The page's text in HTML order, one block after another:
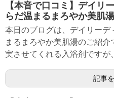
【本音で口コミ】デイリ
らだ温まるまろやか美肌
本日のブログは、デイリー
まるまろやか美肌湯のご紹
実させてくれる入浴剤ですが
記事